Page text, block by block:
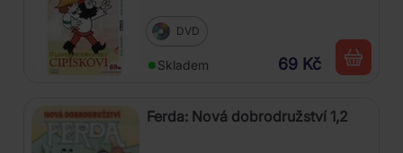
DVD
Skladem 69 Kč
Ferda: Nová dobrodružství 1,2